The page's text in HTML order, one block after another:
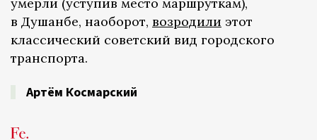
в Душанбе, наоборот, возродили этот
классический советский вид городского
транспорта.
Артём Космарский